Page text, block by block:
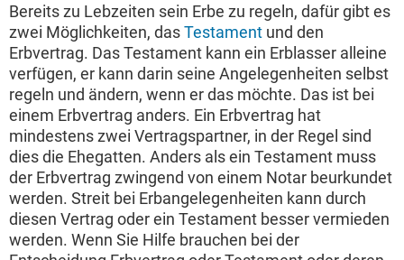
Bereits zu Lebzeiten sein Erbe zu regeln, dafür gibt es
zwei Möglichkeiten, dasTestament und den
Erbvertrag. Das Testament kann ein Erblasser alleine
verfügen, er kann darin seine Angelegenheiten selbst
regeln und ändern, wenn er das möchte. Das ist bei
einem Erbvertrag anders. Ein Erbvertrag hat
mindestens zwei Vertragspartner, in der Regel sind
dies die Ehegatten. Anders als ein Testament muss
der Erbvertrag zwingend von einem Notar beurkundet
werden. Streit bei Erbangelegenheiten kann durch
diesen Vertrag oder ein Testament besser vermieden
werden. Wenn Sie Hilfe brauchen bei der